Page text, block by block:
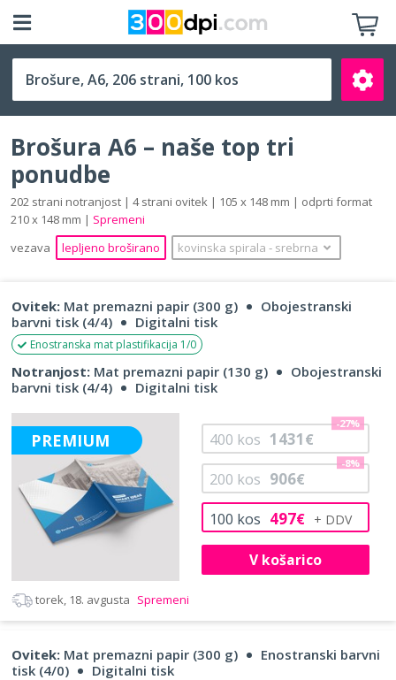
A6 (105 x 148 mm)
Išči
Brošura A6 – naše top tri
ponudbe
202 strani notranjost | 4 strani ovitek | 105 x 148 mm | odprti format
210 x 148 mm | Spremeni
vezava
lepljeno broširano kovinska spirala ‐ srebrna
Ovitek: Mat premazni papir (300 g)
Obojestranski
barvni tisk (4/4)
Digitalni tisk
Enostranska mat plastifikacija 1/0
Notranjost: Mat premazni papir (130 g)
Obojestranski
barvni tisk (4/4)
Digitalni tisk
PREMIUM
100 kos 497€
200 kos 906€
-8%
400 kos 1431€
-27%
V košarico
torek, 18. avgusta Spremeni
Ovitek: Mat premazni papir (300 g)
Enostranski barvni
tisk (4/0)
Digitalni tisk